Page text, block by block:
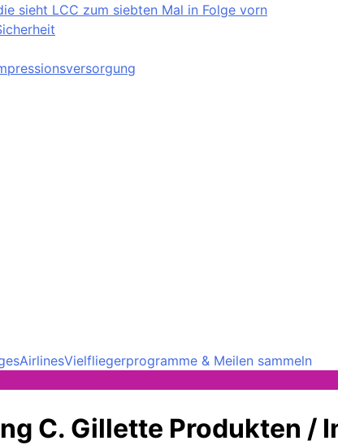
sieht LCC zum siebten Mal in Folge vorn
AirlinesVielfliegerprogramme & Meilen sammeln
C. Gillette Produkten /